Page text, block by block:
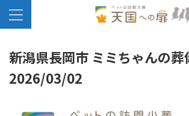
新潟県長岡市 ミミちゃんの
2026/03/02